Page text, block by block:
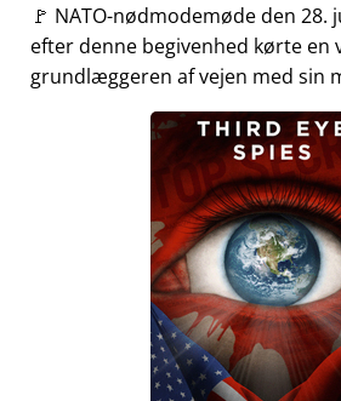
🚩 NATO-nødmodemøde den 28.
efter denne begivenhed kørte en
grundlæggeren af vejen med sin